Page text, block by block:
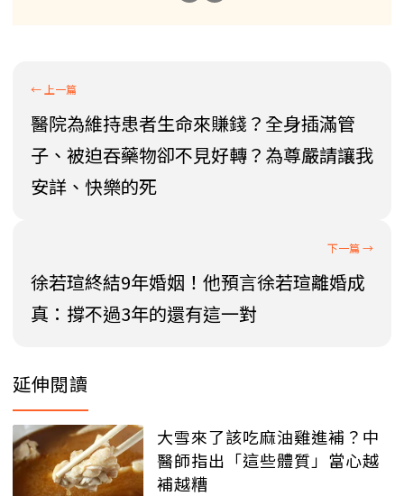
醫院為維持患者生命來賺錢？全身插滿管
子、被迫吞藥物卻不見好轉？為尊嚴請讓我
安詳、快樂的死
徐若瑄終結9年婚姻！他預言徐若瑄離婚成
真：撐不過3年的還有這一對
延伸閱讀
大雪來了該吃麻油雞進補？中
醫師指出「這些體質」當心越
補越糟